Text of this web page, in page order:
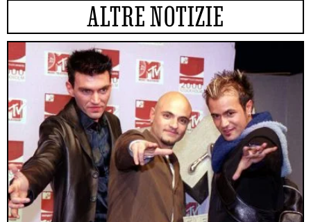
ALTRE NOTIZIE